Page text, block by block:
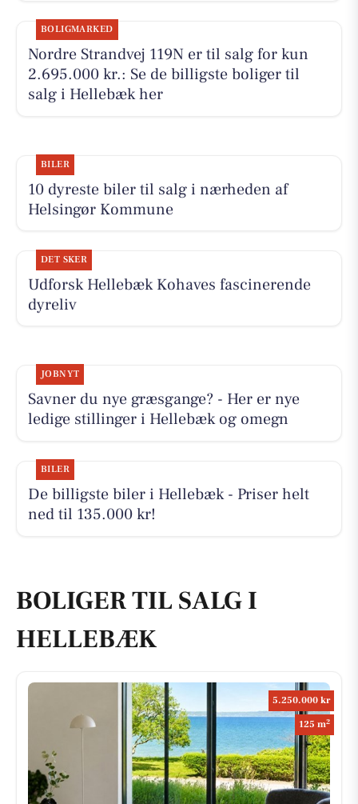
BOLIGMARKED
Nordre Strandvej 119N er til salg for kun
2.695.000 kr.: Se de billigste boliger til
salg i Hellebæk her
BILER
10 dyreste biler til salg i nærheden af
Helsingør Kommune
DET SKER
Udforsk Hellebæk Kohaves fascinerende
dyreliv
JOBNYT
Savner du nye græsgange? - Her er nye
ledige stillinger i Hellebæk og omegn
BILER
De billigste biler i Hellebæk - Priser helt
ned til 135.000 kr!
BOLIGER TIL SALG I
HELLEBÆK
5.250.000 kr
125 m2